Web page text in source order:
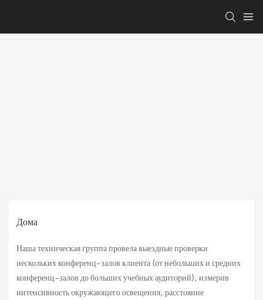
Дома
Наша техническая группа провела выездные проверки
нескольких конференц-залов клиента (от небольших и средних
конференц-залов до больших учебных аудиторий), измерив
интенсивность окружающего освещения, расстояние